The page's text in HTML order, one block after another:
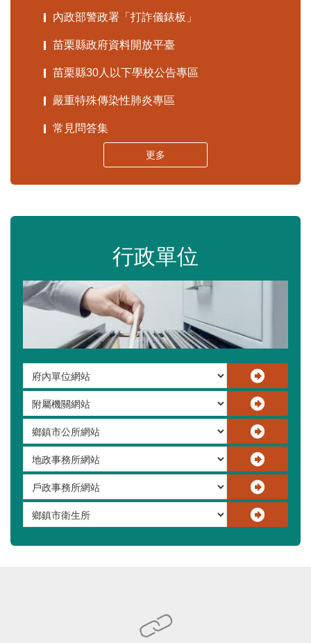
內政部警政署「打詐儀錶板」
苗栗縣政府資料開放平臺
苗栗縣30人以下學校公告專區
嚴重特殊傳染性肺炎專區
常見問答集
更多
行政單位